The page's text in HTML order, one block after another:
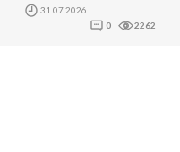
31.07.2026.
0
2262